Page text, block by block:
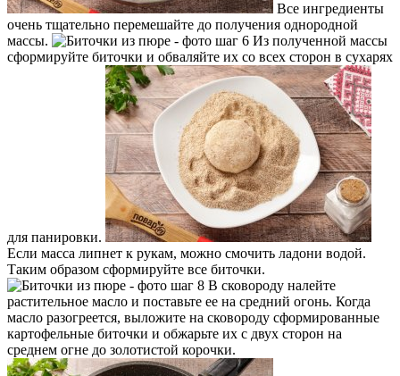
Все ингредиенты
очень тщательно перемешайте до получения однородной
массы.
Из полученной массы
сформируйте биточки и обваляйте их со всех сторон в сухарях
для панировки.
Если масса липнет к рукам, можно смочить ладони водой.
Таким образом сформируйте все биточки.
В сковороду налейте
растительное масло и поставьте ее на средний огонь. Когда
масло разогреется, выложите на сковороду сформированные
картофельные биточки и обжарьте их с двух сторон на
среднем огне до золотистой корочки.